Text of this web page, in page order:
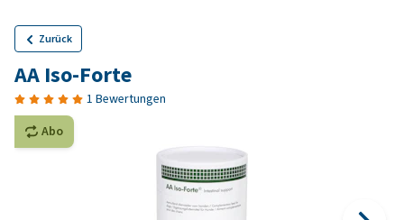
Zurück
AA Iso-Forte
1 Bewertungen
Abo